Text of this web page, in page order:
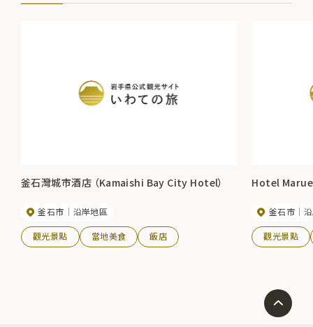
釜石灣城市酒店 （Kamaishi Bay City Hotel）
釜石市 沿岸地區
觀光景點 當地美食 飯店
Hotel Marue
釜石市
觀光景點